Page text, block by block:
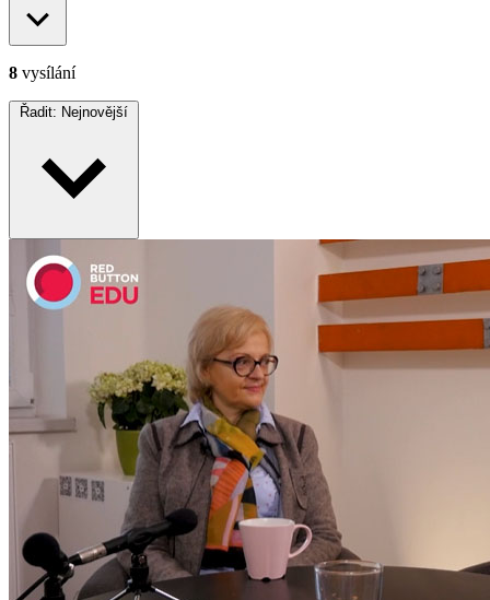
8 vysílání
Řadit: Nejnovější